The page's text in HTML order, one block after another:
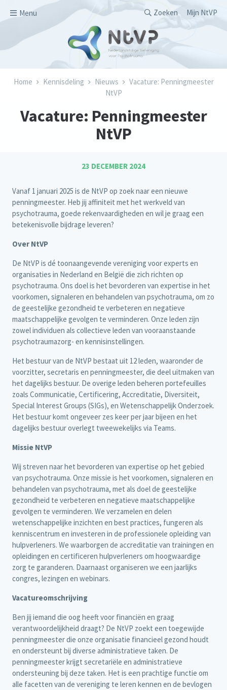
Menu
Secondary
Zoeken Mijn NtVP
Kruimelpad
Home Kennisdeling Nieuws
Vacature: Penningmeester
NtVP
Vacature: Penningmeester
NtVP
23 DECEMBER 2024
Vanaf 1 januari 2025 is de NtVP op zoek naar een nieuwe
penningmeester. Heb jij affiniteit met het werkveld van
psychotrauma, goede rekenvaardigheden en wil je graag een
betekenisvolle bijdrage leveren?
Over NtVP
De NtVP is dé toonaangevende vereniging voor experts en
organisaties in Nederland en België die zich richten op
psychotrauma. Ons doel is het bevorderen van expertise in het
voorkomen, signaleren en behandelen van psychotrauma, om zo
de geestelijke gezondheid te verbeteren en negatieve
maatschappelijke gevolgen te verminderen. Onze leden zijn
zowel individuen als collectieve leden van vooraanstaande
psychotraumazorg- en kennisinstellingen.
Het bestuur van de NtVP bestaat uit 12 leden, waaronder de
voorzitter, secretaris en penningmeester, die deel uitmaken van
het dagelijks bestuur. De overige leden beheren portefeuilles
zoals Communicatie, Certificering, Accreditatie, Diversiteit,
Special Interest Groups (SIGs), en Wetenschappelijk Onderzoek.
Het bestuur komt ongeveer zes keer per jaar bijeen en het
dagelijks bestuur overlegt tweewekelijks via Teams.
Missie NtVP
Wij streven naar het bevorderen van expertise op het gebied
van psychotrauma. Onze missie is het voorkomen, signaleren en
behandelen van psychotrauma, met als doel de geestelijke
gezondheid te verbeteren en negatieve maatschappelijke
gevolgen te verminderen. We verzamelen en delen
wetenschappelijke inzichten en best practices, fungeren als
kenniscentrum en investeren in de professionele opleiding van
hulpverleners. We waarborgen de accreditatie van trainingen en
opleidingen en certificeren hulpverleners om hoogwaardige
zorg te garanderen. Daarnaast organiseren we een jaarlijks
congres, lezingen en webinars.
Vacatureomschrijving
Ben jij iemand die oog heeft voor financiën en graag
verantwoordelijkheid draagt? De NtVP zoekt een toegewijde
penningmeester die onze organisatie financieel gezond houdt
en ondersteunt bij diverse administratieve taken. De
penningmeester krijgt secretariële en administratieve
ondersteuning bij deze taken. Het is een prachtige functie om
alle facetten van de vereniging te leren kennen en de bevlogen